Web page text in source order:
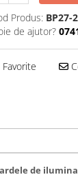
Produs: BP27-
de ajutor?
de